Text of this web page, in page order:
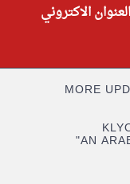
الاكتروني
MORE
"AN